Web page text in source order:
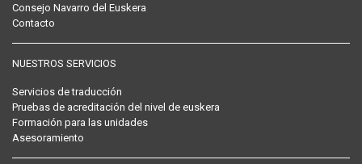
Consejo Navarro del Euskera
Contacto
NUESTROS SERVICIOS
Servicios de traducción
Pruebas de acreditación del nivel de euskera
Formación para las unidades
Asesoramiento